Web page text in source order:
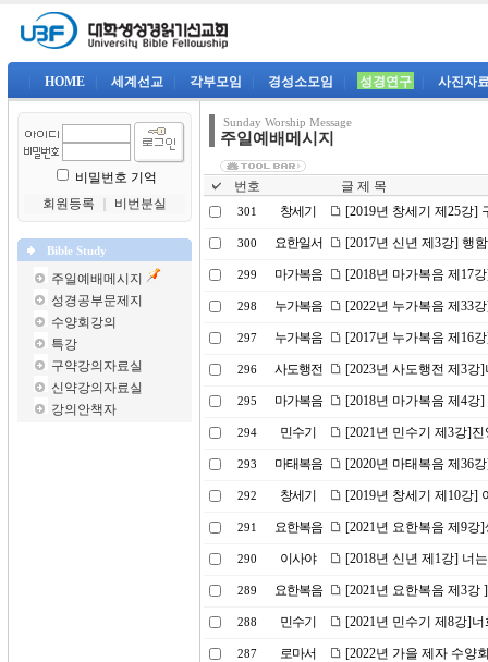
HOME 세계선교 각부모임 경성소모임 성경연구 사진자
비밀번호 기억
회원등록
비번분실
Bible Study
주일예배메시지
성경공부문제지
수양회강의
특강
구약강의자료실
신약강의자료실
강의안책자
Sunday Worship Message
주일예배메시지
번호 글 제 목
301 창세기 [2019년 창세기 제25강]
300 요한일서 [2017년 신년 제3강] 행
299 마가복음 [2018년 마가복음 제17
298 누가복음 [2022년 누가복음 제33
297 누가복음 [2017년 누가복음 제16
296 사도행전 [2023년 사도행전 제3
295 마가복음 [2018년 마가복음 제4강
294 민수기 [2021년 민수기 제3강]
293 마태복음 [2020년 마태복음 제36
292 창세기 [2019년 창세기 제10강]
291 요한복음 [2021년 요한복음 제9강
290 이사야 [2018년 신년 제1강] 너
289 요한복음 [2021년 요한복음 제3
288 민수기 [2021년 민수기 제8강]
287 로마서 [2022년 가을 제자 수양